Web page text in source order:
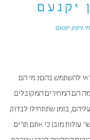
יקנעם
ניקיון יקנעם
להשתמש בהם? מי הם
הם המחירים המקובלים
בזמן שתתחילו לבדוק
עולות מובן כי אתם תרים